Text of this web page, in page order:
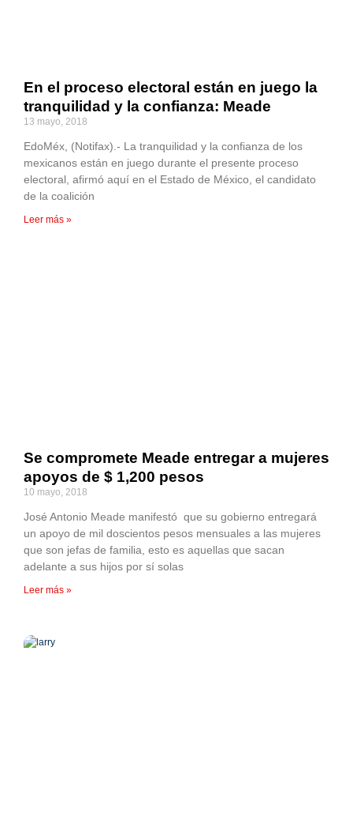
En el proceso electoral están en juego la
tranquilidad y la confianza: Meade
13 mayo, 2018
EdoMéx, (Notifax).- La tranquilidad y la confianza de los
mexicanos están en juego durante el presente proceso
electoral, afirmó aquí en el Estado de México, el candidato
de la coalición
Leer más »
Se compromete Meade entregar a mujeres
apoyos de $ 1,200 pesos
10 mayo, 2018
José Antonio Meade manifestó que su gobierno entregará
un apoyo de mil doscientos pesos mensuales a las mujeres
que son jefas de familia, esto es aquellas que sacan
adelante a sus hijos por sí solas
Leer más »